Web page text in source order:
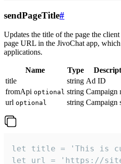
sendPageTitle#
Updates the title of the page the
page URL in the JivoChat app,
applications.
Name Type
title
string Ad ID
fromApi optional string Campaign
url optional string Campaign
let title = 'This is
let url = 'https://